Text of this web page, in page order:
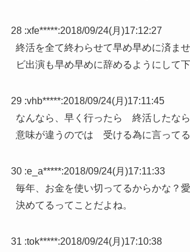
28 :xfe*****:2018/09/24(月)17:12:27
終活を全て終わらせて早め早めに済ま
ビ出演も早め早めに辞めるようにして下
29 :vhb*****:2018/09/24(月)17:11:45
なんなら、早く行ったら 終活したな
意味が違うのでは 受ける為に言って
30 :e_a*****:2018/09/24(月)17:11:33
毎年、お金を使い切ってるからかな？
決めてるってことだよね。
31 :tok*****:2018/09/24(月)17:10:38